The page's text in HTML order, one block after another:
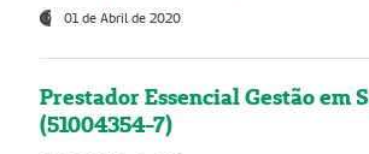
01 de Abril de 2020
Prestador Essencial Gestão em
(51004354-7)